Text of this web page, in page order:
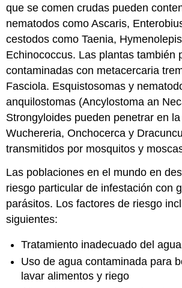
que se comen crudas pueden
nematodos como Ascaris,
cestodos como Taenia,
Echinococcus. Las plantas también
contaminadas con metacercaria
Fasciola. Esquistosomas y
anquilostomas (Ancylostoma an
Strongyloides pueden penetrar en
Wuchereria, Onchocerca y
transmitidos por mosquitos y
Las poblaciones en el mundo en
riesgo particular de infestación con
parásitos. Los factores de riesgo
siguientes:
Tratamiento inadecuado del agua
Uso de agua contaminada para
lavar alimentos y riego